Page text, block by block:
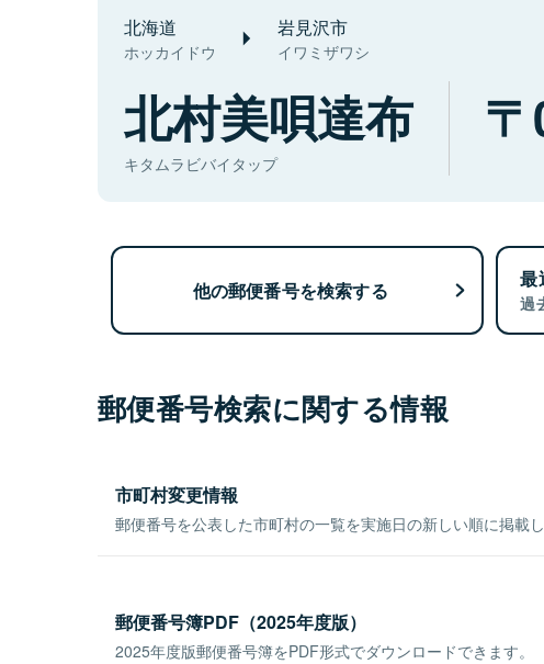
北海道
ホッカイドウ
岩見沢市
イワミザワシ
北村美唄達布
キタムラビバイタップ
他の郵便番号を検索する 最
過
郵便番号検索に関する情報
市町村変更情報
郵便番号を公表した市町村の一覧を実施日の新しい順に掲載し
郵便番号簿PDF（2025年度版）
2025年度版郵便番号簿をPDF形式でダウンロードできます。